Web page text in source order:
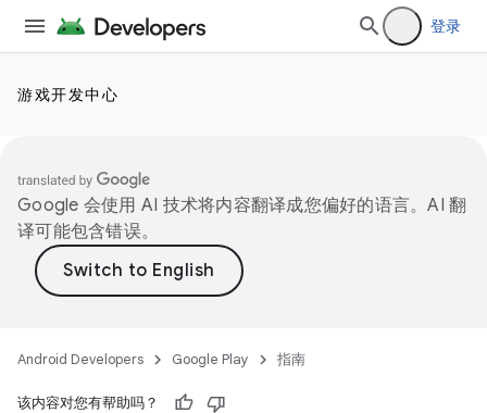
登录
游戏开发中心
Google 会使用 AI 技术将内容翻译成您偏好的语言。AI 翻
译可能包含错误。
Android Developers Google Play 指南
该内容对您有帮助吗？